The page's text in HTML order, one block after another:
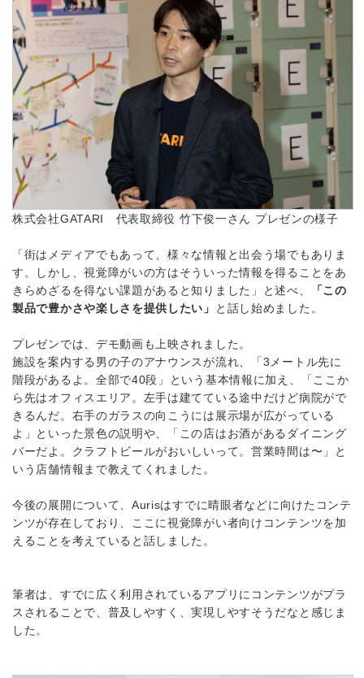
株式会社GATARI 代表取締役 竹下俊一さん プレゼンの様子
「街はメディアでもあって、様々な情報と出会う場でもありま
す。しかし、視覚障がいの方はそういった情報を得ることをあ
きらめざるを得ない課題があると知りました」と述べ、
「この
製品で豊かさや楽しさを提供したい」
と話し始めました。
プレゼンでは、デモ動画も上映されました。
施設を案内する男の子のアナウンスが流れ、「3メートル先に
階段があるよ。全部で40段」という基本情報に加え、「ここか
ら先はオフィスエリア。左手は建てている途中だけど病院がで
きるんだ。右手のガラスの向こうには展示場が広がっている
よ」といった景色の説明や、「この店はお酒があるダイニング
バーだよ。クラフトビールがおいしいって。営業時間は〜」と
いう店舗情報まで教えてくれました。
今後の展開について、Aurisはすでに晴眼者などに向けたコンテ
ンツが存在しており、ここに視覚障がい者向けコンテンツを加
えることを考えていると話しました。
筆者は、すでに広く利用されているアプリにコンテンツがプラ
スされることで、普及しやすく、実現しやすそうだなと感じま
した。